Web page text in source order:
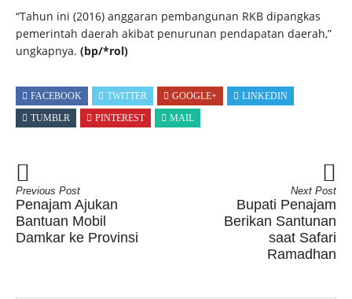
“Tahun ini (2016) anggaran pembangunan RKB dipangkas
pemerintah daerah akibat penurunan pendapatan daerah,”
ungkapnya. (bp/*rol)
FACEBOOK TWITTER GOOGLE+
LINKEDIN
TUMBLR
PINTEREST MAIL
Previous Post
Penajam Ajukan
Bantuan Mobil
Damkar ke Provinsi
Next Post
Bupati Penajam
Berikan Santunan
saat Safari
Ramadhan